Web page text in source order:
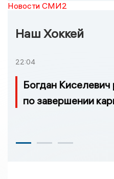
Новости СМИ2
Наш Хоккей
22:04
Богдан Киселевич
по завершении